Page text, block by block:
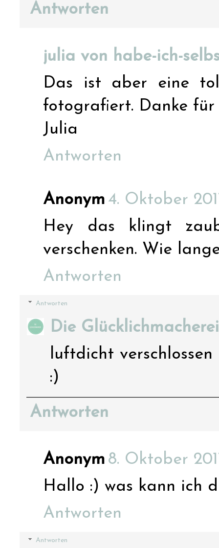
Antworten
julia von habe-ich-
Das ist aber eine
fotografiert. Danke für
Julia
Antworten
Anonym 4. Oktober
Hey das klingt
verschenken. Wie
Antworten
Antworten
Die Glücklichmacherei
luftdicht
:)
Antworten
Anonym 8. Oktober
Hallo :) was kann ich
Antworten
Antworten